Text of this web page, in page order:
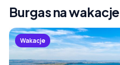
Burgas na
Wakacje